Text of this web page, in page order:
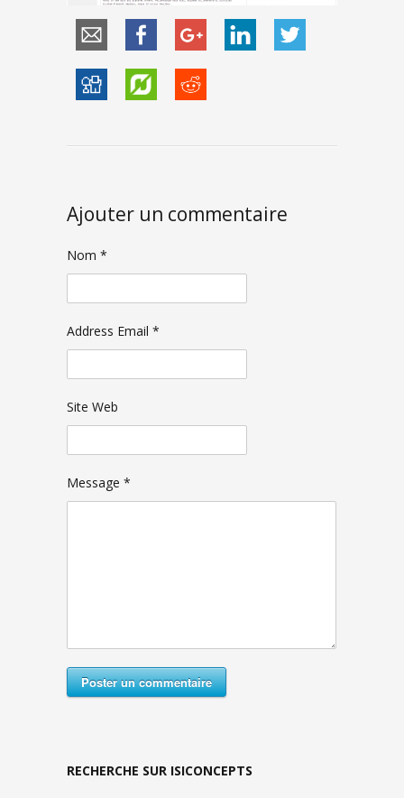
Ajouter un commentaire
Nom *
Address Email *
Site Web
Message *
Poster un commentaire
RECHERCHE SUR ISICONCEPTS